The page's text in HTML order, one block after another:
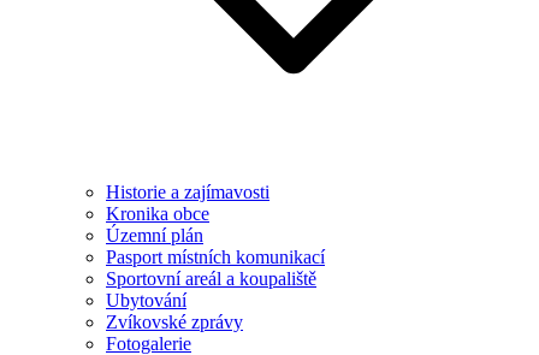
Historie a zajímavosti
Kronika obce
Územní plán
Pasport místních komunikací
Sportovní areál a koupaliště
Ubytování
Zvíkovské zprávy
Fotogalerie